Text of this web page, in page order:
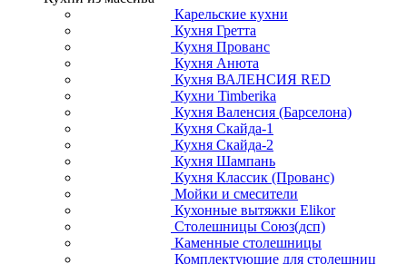
Карельские кухни
Кухня Гретта
Кухня Прованс
Кухня Анюта
Кухня ВАЛЕНСИЯ RED
Кухни Timberika
Кухня Валенсия (Барселона)
Кухня Скайда-1
Кухня Скайда-2
Кухня Шампань
Кухня Классик (Прованс)
Мойки и смесители
Кухонные вытяжки Elikor
Столешницы Союз(дсп)
Каменные столешницы
Комплектующие для столешниц